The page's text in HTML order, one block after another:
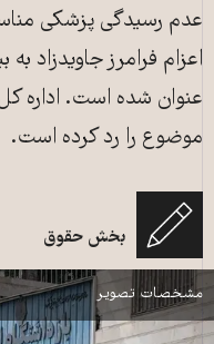
عدم رسیدگی پزشکی
اعزام فرامرز جاویدزاد
عنوان شده است. اداره
موضوع را رد کرده است.
بخش حقوق
نمایش
مشخصات تصویر
زندان اوین ـ عکس از آرشیو